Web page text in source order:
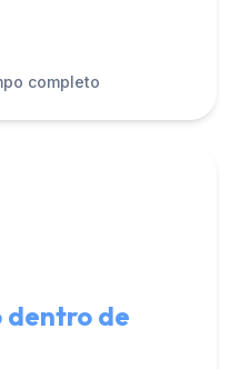
completo
dentro de